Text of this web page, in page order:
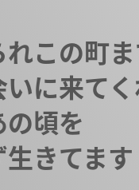
この町
に来て
頃を
きてます